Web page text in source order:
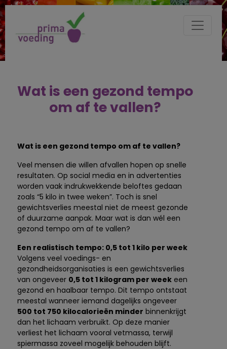
Wat is een gezond tempo
om af te vallen?
Wat is een gezond tempo om af te vallen?
Veel mensen die willen afvallen hopen op snelle
resultaten. Op social media en in advertenties
worden vaak indrukwekkende beloftes gedaan
zoals “5 kilo in twee weken”. Toch is snel
gewichtsverlies meestal niet de meest gezonde
of duurzame aanpak. Maar wat is dan wél een
gezond tempo om af te vallen?
Een realistisch tempo: 0,5 tot 1 kilo per week
Volgens veel voedings- en
gezondheidsorganisaties is een gewichtsverlies
van ongeveer 0,5 tot 1 kilogram per weekeen
gezond en haalbaar tempo. Dit tempo ontstaat
meestal wanneer iemand dagelijks ongeveer
500 tot 750 kilocalorieën minder binnenkrijgt
dan het lichaam verbruikt. Op deze manier
verliest het lichaam vooral vetmassa, terwijl
spiermassa zoveel mogelijk behouden blijft.